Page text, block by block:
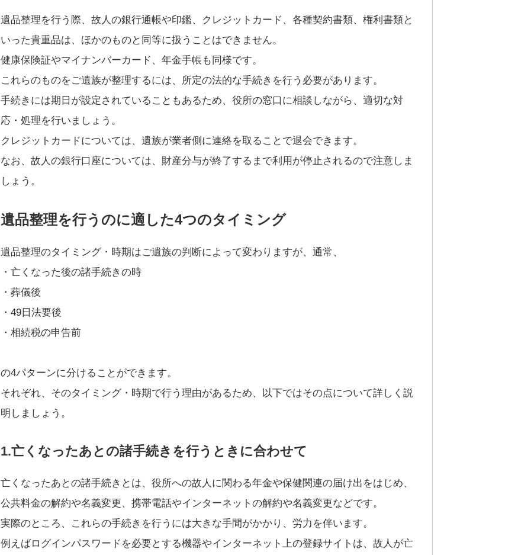
遺品整理を行う際、故人の銀行通帳や印鑑、クレジットカード、各種契約書類、権利書類と
いった貴重品は、ほかのものと同等に扱うことはできません。
健康保険証やマイナンバーカード、年金手帳も同様です。
これらのものをご遺族が整理するには、所定の法的な手続きを行う必要があります。
手続きには期日が設定されていることもあるため、役所の窓口に相談しながら、適切な対
応・処理を行いましょう。
クレジットカードについては、遺族が業者側に連絡を取ることで退会できます。
なお、故人の銀行口座については、財産分与が終了するまで利用が停止されるので注意しま
しょう。
遺品整理を行うのに適した4つのタイミング
遺品整理のタイミング・時期はご遺族の判断によって変わりますが、通常、
・亡くなった後の諸手続きの時
・葬儀後
・49日法要後
・相続税の申告前
の4パターンに分けることができます。
それぞれ、そのタイミング・時期で行う理由があるため、以下ではその点について詳しく説
明しましょう。
1.亡くなったあとの諸手続きを行うときに合わせて
亡くなったあとの諸手続きとは、役所への故人に関わる年金や保健関連の届け出をはじめ、
公共料金の解約や名義変更、携帯電話やインターネットの解約や名義変更などです。
実際のところ、これらの手続きを行うには大きな手間がかかり、労力を伴います。
例えばログインパスワードを必要とする機器やインターネット上の登録サイトは、故人が亡